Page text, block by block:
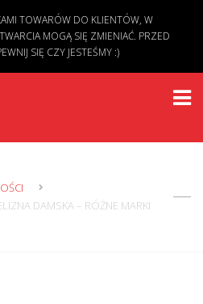
DAMSKA – RÓŻNE MARKI
TOWARÓW DO KLIENTÓW, W
MOGĄ SIĘ ZMIENIAĆ. PRZED
SIĘ CZY JESTEŚMY :)